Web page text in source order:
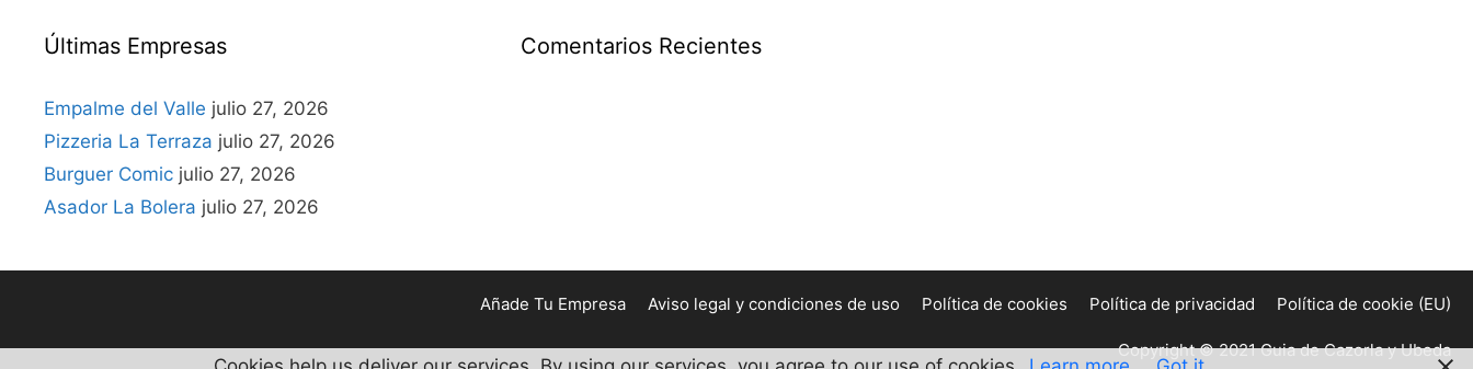
Últimas Empresas
Empalme del Valle julio 27, 2026
Pizzeria La Terraza julio 27, 2026
Burguer Comic julio 27, 2026
Asador La Bolera julio 27, 2026
Comentarios Recientes
Añade Tu Empresa Aviso legal y condiciones de uso Política de cookies Política de privacidad Política de cookie (EU)
Copyright © 2021 Guia de Cazorla y Ubeda